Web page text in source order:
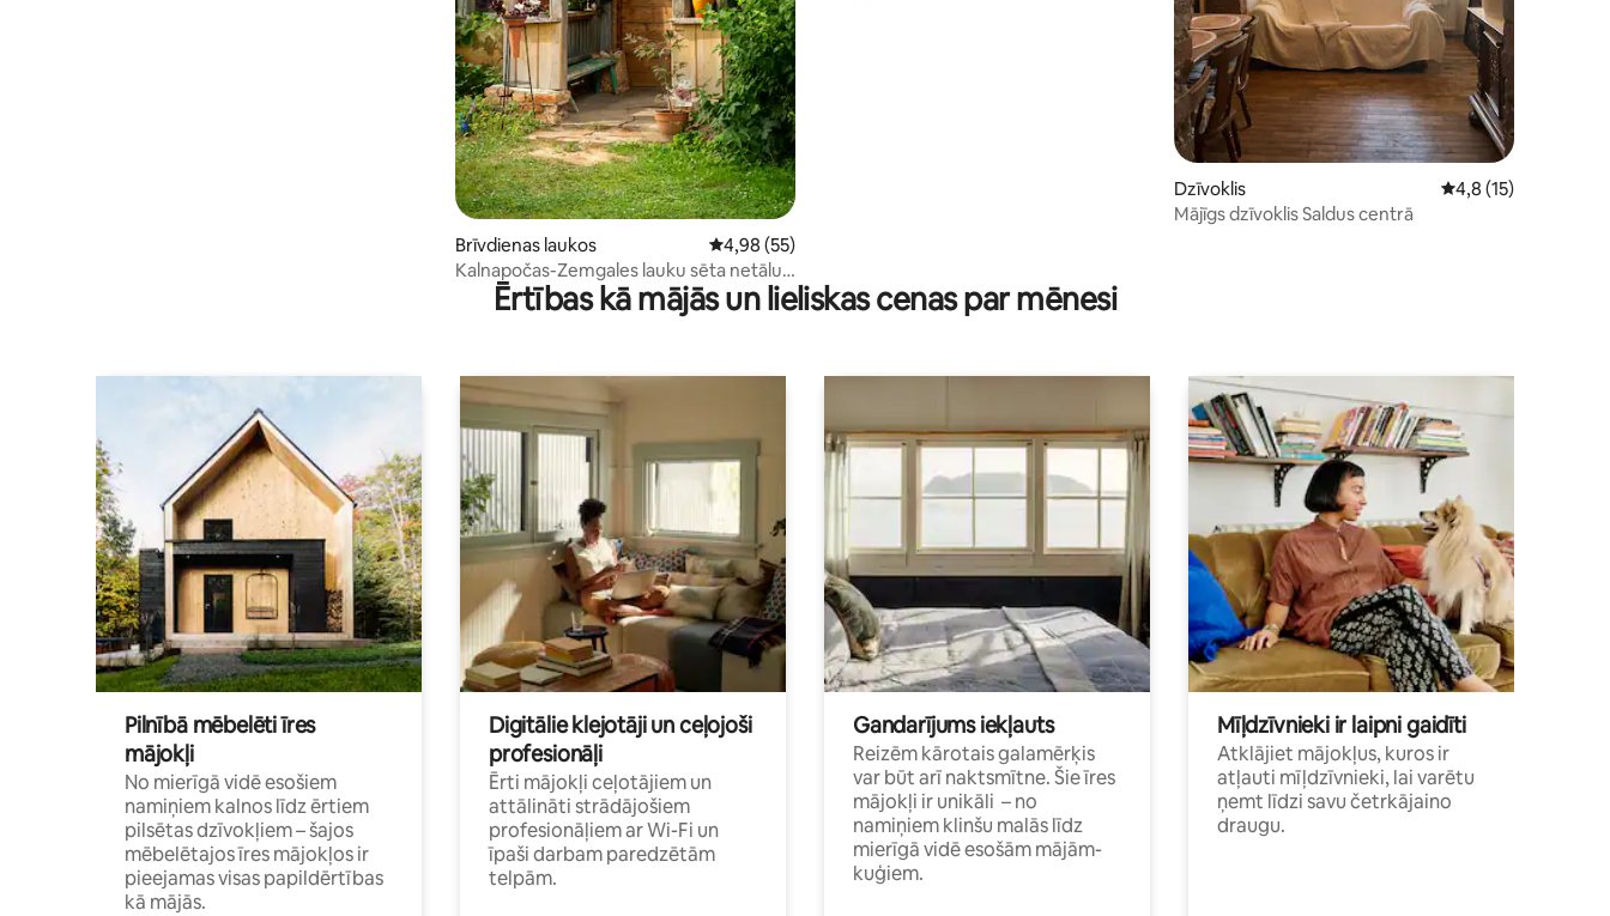
Brīvdienas laukos Vidējais vērtējums: 4,98 no 5, atsauksmju skaits: 55
4,98 (55)
Kalnapočas-Zemgales lauku sēta netālu
no Tērvetes
Dzīvoklis Vidējais vērtējums:
4,8 (15)
Mājīgs dzīvoklis Saldus centrā
Ērtības kā mājās un lieliskas cenas par mēnesi
Pilnībā mēbelēti īres
mājokļi
No mierīgā vidē esošiem
namiņiem kalnos līdz ērtiem
pilsētas dzīvokļiem – šajos
mēbelētajos īres mājokļos ir
pieejamas visas papildērtības
kā mājās.
Digitālie klejotāji un ceļojoši
profesionāļi
Ērti mājokļi ceļotājiem un
attālināti strādājošiem
profesionāļiem ar Wi-Fi un
īpaši darbam paredzētām
telpām.
Gandarījums iekļauts
Reizēm kārotais galamērķis
var būt arī naktsmītne. Šie īres
mājokļi ir unikāli – no
namiņiem klinšu malās līdz
mierīgā vidē esošām mājām-
kuģiem.
Mīļdzīvnieki ir laipni gaidīti
Atklājiet mājokļus, kuros ir
atļauti mīļdzīvnieki, lai varētu
ņemt līdzi savu četrkājaino
draugu.